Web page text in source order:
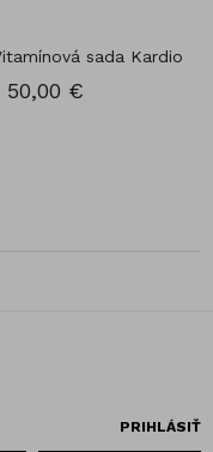
sada Kardio
50,00 €